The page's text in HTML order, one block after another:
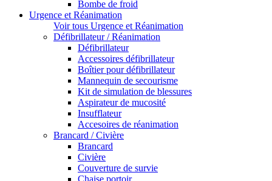
Bombe de froid
Urgence et Réanimation
Voir tous Urgence et Réanimation
Défibrillateur / Réanimation
Défibrillateur
Accessoires défibrillateur
Boîtier pour défibrillateur
Mannequin de secourisme
Kit de simulation de blessures
Aspirateur de mucosité
Insufflateur
Accesoires de réanimation
Brancard / Civière
Brancard
Civière
Couverture de survie
Chaise portoir